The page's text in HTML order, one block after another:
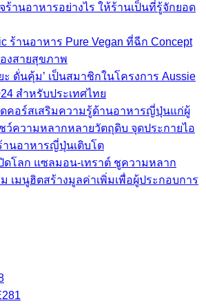
ร้านอาหารอย่างไร ให้ร้านเป็นที่รู้จักยอด
ร้านอาหาร Pure Vegan ที่ฉีก Concept
งสายสุขภาพ
ยะ ดั่นคุ้ม’ เป็นสมาชิกในโครงการ Aussie
สำหรับประเทศไทย
ดคอร์สเสริมความรู้ด้านอาหารญี่ปุ่นแก่ผู้
ว์ความหลากหลายวัตถุดิบ จุดประกายไอ
านอาหารญี่ปุ่นเติบโต
ดโลก แซลมอน-เทราต์ ชูความหลาก
เมนูฮิตสร้างมูลค่าเพิ่มเพื่อผู้ประกอบการ
281